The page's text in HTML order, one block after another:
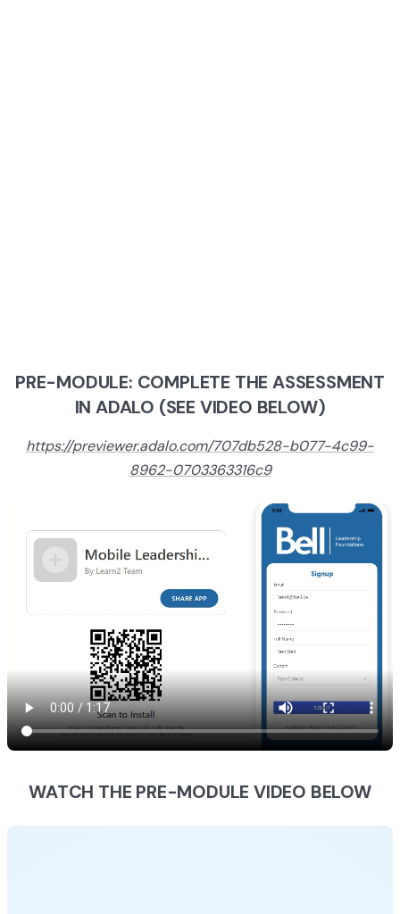
PRE-MODULE: COMPLETE THE ASSESSMENT
IN ADALO (SEE VIDEO BELOW)
https://previewer.adalo.com/707db528-b077-4c99-
8962-0703363316c9
WATCH THE PRE-MODULE VIDEO BELOW